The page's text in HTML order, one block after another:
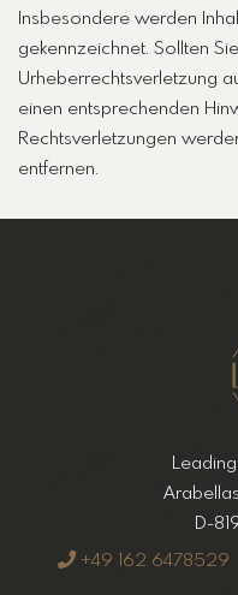
Insbesondere werden
gekennzeichnet. Sollten
Urheberrechtsverletzung
einen entsprechenden
Rechtsverletzungen
entfernen.
D-
+49 162 6478529